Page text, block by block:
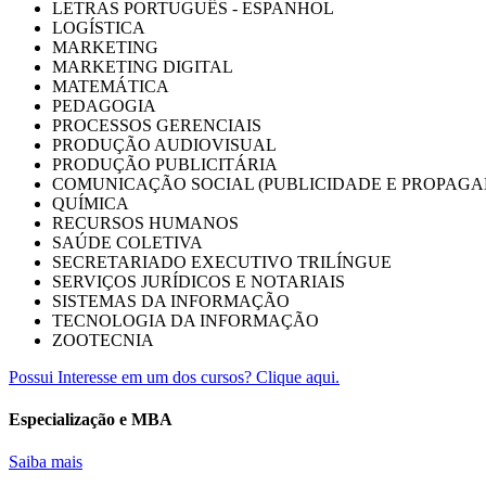
LETRAS PORTUGUÊS - ESPANHOL
LOGÍSTICA
MARKETING
MARKETING DIGITAL
MATEMÁTICA
PEDAGOGIA
PROCESSOS GERENCIAIS
PRODUÇÃO AUDIOVISUAL
PRODUÇÃO PUBLICITÁRIA
COMUNICAÇÃO SOCIAL (PUBLICIDADE E
QUÍMICA
RECURSOS HUMANOS
SAÚDE COLETIVA
SECRETARIADO EXECUTIVO TRILÍNGUE
SERVIÇOS JURÍDICOS E NOTARIAIS
SISTEMAS DA INFORMAÇÃO
TECNOLOGIA DA INFORMAÇÃO
ZOOTECNIA
Possui Interesse em um dos cursos? Clique aqui.
Especialização e MBA
Saiba mais